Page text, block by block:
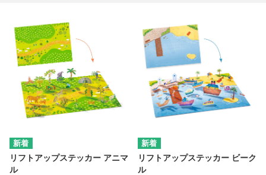
リフトアップステッカー アニマ
ル
リフトアップステッカー ビーク
ル